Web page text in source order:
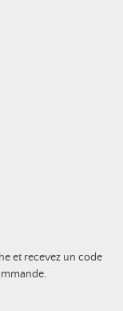
et recevez un code